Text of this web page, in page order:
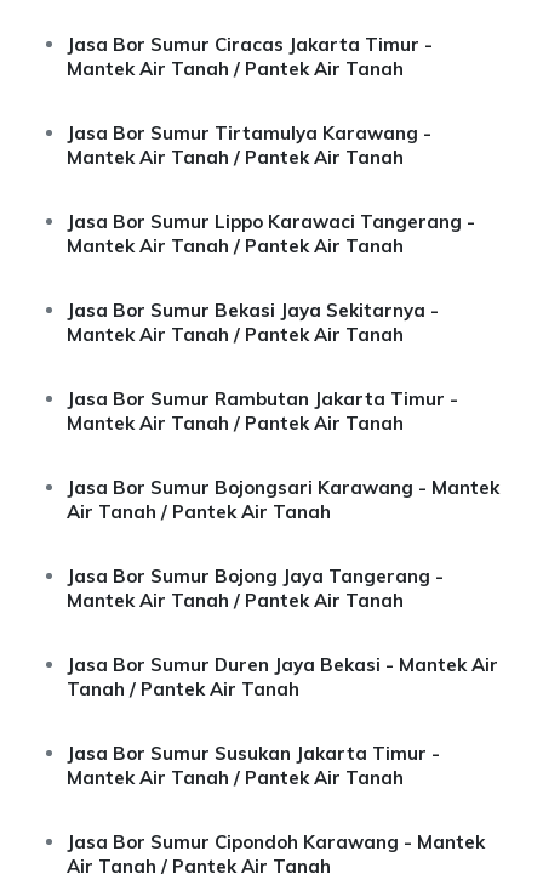
Jasa Bor Sumur Ciracas Jakarta Timur -
Mantek Air Tanah / Pantek Air Tanah
Jasa Bor Sumur Tirtamulya Karawang -
Mantek Air Tanah / Pantek Air Tanah
Jasa Bor Sumur Lippo Karawaci Tangerang -
Mantek Air Tanah / Pantek Air Tanah
Jasa Bor Sumur Bekasi Jaya Sekitarnya -
Mantek Air Tanah / Pantek Air Tanah
Jasa Bor Sumur Rambutan Jakarta Timur -
Mantek Air Tanah / Pantek Air Tanah
Jasa Bor Sumur Bojongsari Karawang - Mantek
Air Tanah / Pantek Air Tanah
Jasa Bor Sumur Bojong Jaya Tangerang -
Mantek Air Tanah / Pantek Air Tanah
Jasa Bor Sumur Duren Jaya Bekasi - Mantek Air
Tanah / Pantek Air Tanah
Jasa Bor Sumur Susukan Jakarta Timur -
Mantek Air Tanah / Pantek Air Tanah
Jasa Bor Sumur Cipondoh Karawang - Mantek
Air Tanah / Pantek Air Tanah